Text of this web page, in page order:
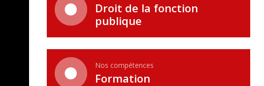
Droit de la fonction
publique
Nos compétences
Formation